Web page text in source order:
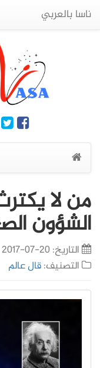
ناسا بالعربي
من لا
الشؤون
التاريخ:20-07-2017
التصنيف:قال عالم